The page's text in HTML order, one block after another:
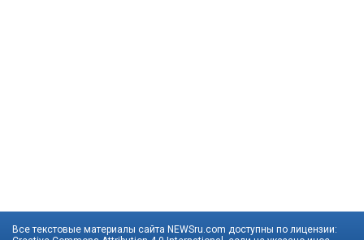
Все текстовые материалы сайта NEWSru.com доступны по лицензии: